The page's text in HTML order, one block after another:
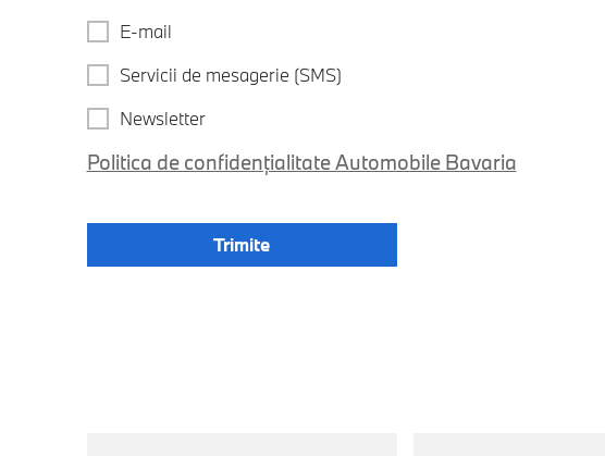
E-mail
Servicii de mesagerie (SMS)
Newsletter
Politica de confidențialitate Automobile Bavaria